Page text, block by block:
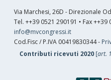
Via Marchesi, 26D - Direzionale
Tel. ++39 0521 290191 • Fax ++39
info@mvcongressi.it
Cod.Fisc / P.IVA 00419830344 -
Contributi ricevuti 2020[art.